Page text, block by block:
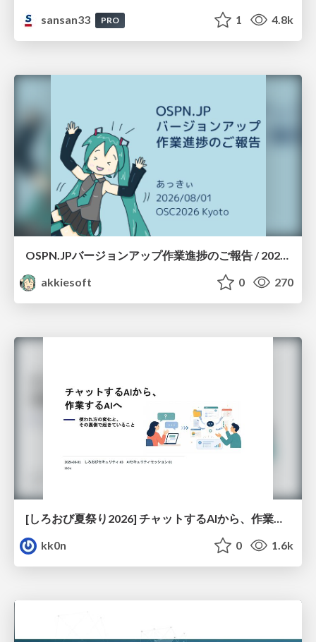
sansan33
PRO 1 4.8k
OSPN.JPバージョンアップ作業進捗のご報告 / 20260801-osc26kyoto
akkiesoft
0 270
kk0n
0 1.6k